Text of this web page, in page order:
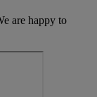
are happy to